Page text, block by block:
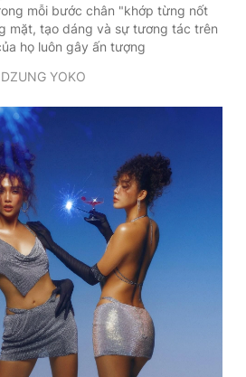
mỗi bước chân "khớp từng nốt
mặt, tạo dáng và sự tương tác trên
họ luôn gây ấn tượng
DZUNG YOKO